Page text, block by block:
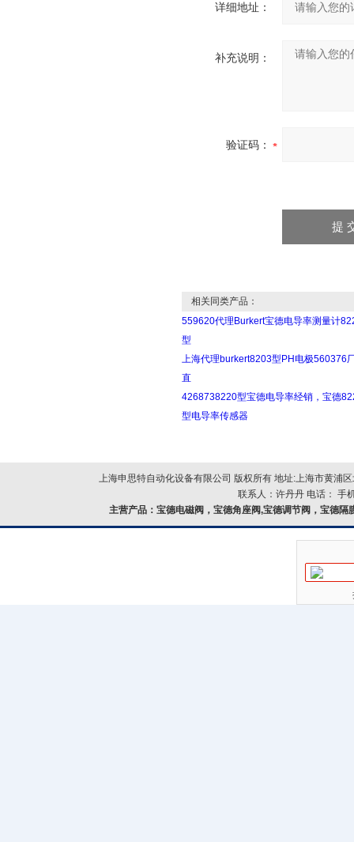
详细地址：
补充说明：
验证码：
相关同类产品：
559620代理Burkert宝德电导率测量计
型
上海代理burkert8203型PH电极560376
直
4268738220型宝德电导率经销，宝德
型电导率传感器
上海申思特自动化设备有限公司 版权所有 地址:上海市黄浦
联系人：许丹丹 电话： 手
主营产品：宝德电磁阀，宝德角座阀,宝德调节阀，宝德